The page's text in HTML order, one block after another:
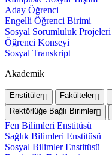
Aday Öğrenci
Engelli Öğrenci Birimi
Sosyal Sorumluluk Projeleri
Öğrenci Konseyi
Sosyal Transkript
Akademik
Enstitüler Fakülteler
Rektörlüğe Bağlı Birimler
Fen Bilimleri Enstitüsü
Sağlık Bilimleri Enstitüsü
Sosyal Bilimler Enstitüsü